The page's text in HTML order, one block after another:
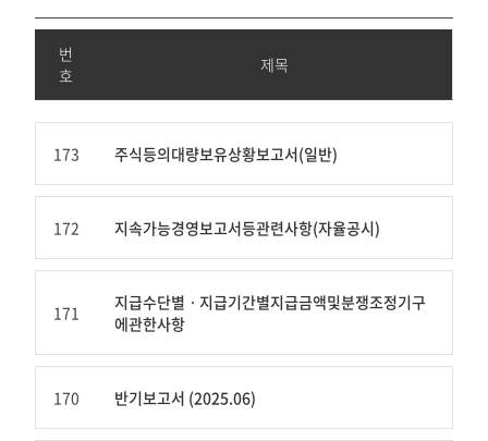
번
목,
접
제
번
호
제목
173 주식등의대량보유상황보고서(일반)
172 지속가능경영보고서등관련사항(자율공시)
171
지급수단별ㆍ지급기간별지급금액및분쟁조정기구
에관한사항
170 반기보고서 (2025.06)